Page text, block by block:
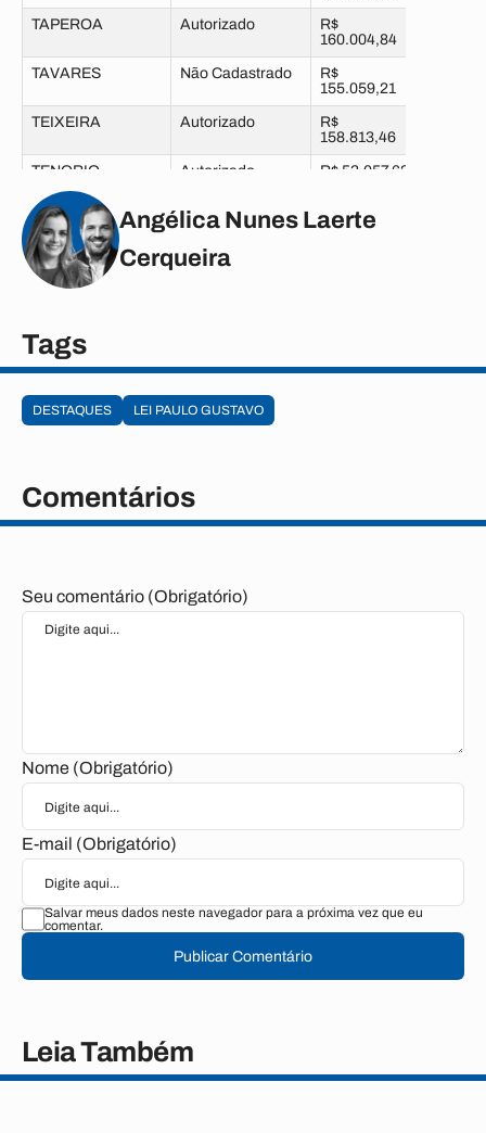
TAPEROA Autorizado
R$
160.004,84
TAVARES Não Cadastrado
R$
155.059,21
TEIXEIRA Autorizado
R$
158.813,46
TENORIO Autorizado R$ 53.057,62
TRIUNFO
UIRAUNA
UMBUZEIRO
VARZEA
VIEIROPOLIS Autorizado
R$
VISTA SERRANA Não Cadastrado
Angélica Nunes Laerte
Cerqueira
Tags
DESTAQUES LEI PAULO GUSTAVO
Comentários
Seu comentário (Obrigatório)
Nome (Obrigatório)
E-mail (Obrigatório)
Salvar meus dados neste navegador para a próxima vez que eu
comentar.
Publicar Comentário
Leia Também